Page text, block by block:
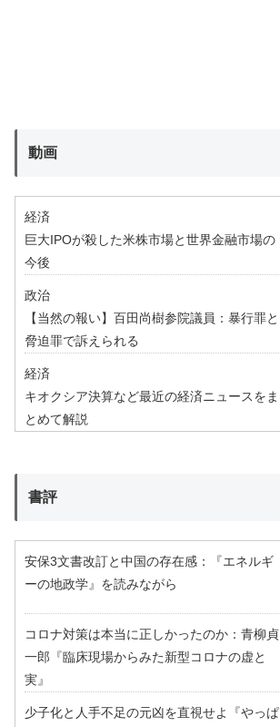
動画
経済
巨大IPOが殺した米株市場と世界金融市場の
今後
政治
【当然の報い】百田尚樹参院議員：暴行罪と
脅迫罪で訴えられる
経済
キオクシア決算など最近の経済ニュースをま
とめて解説
書評
安保3文書改訂と中国の存在感：『エネルギ
ーの地政学』を読みながら
コロナ対策は本当に正しかったのか：青柳貞
一郎『臨床現場からみた新型コロナの虚と
実』
少子化と人手不足の元凶を直視せよ『やっぱ